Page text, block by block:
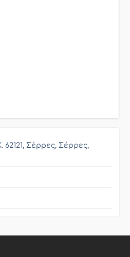
62121, Σέρρες, Σέρρες,